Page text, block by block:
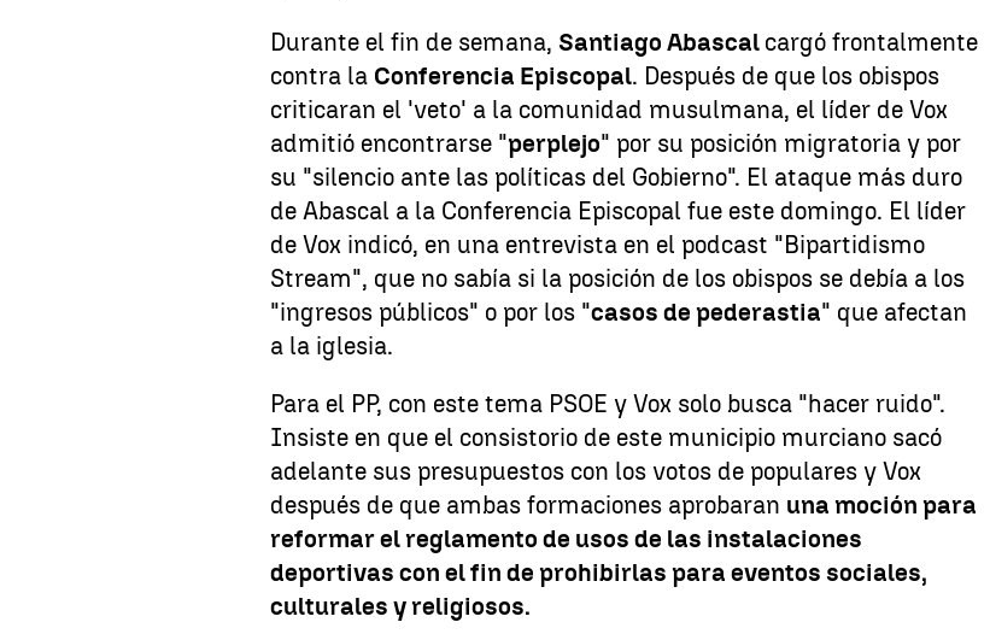
Durante el fin de semana,Santiago Abascal cargó frontalmente
contra la Conferencia Episcopal. Después de que los obispos
criticaran el 'veto' a la comunidad musulmana, el líder de Vox
admitió encontrarse "perplejo" por su posición migratoria y por
su "silencio ante las políticas del Gobierno". El ataque más duro
de Abascal a la Conferencia Episcopal fue este domingo. El líder
de Vox indicó, en una entrevista en el podcast "Bipartidismo
Stream", que no sabía si la posición de los obispos se debía a los
"ingresos públicos" o por los "casos de pederastia" que afectan
a la iglesia.
Para el PP, con este tema PSOE y Vox solo busca "hacer ruido".
Insiste en que el consistorio de este municipio murciano sacó
adelante sus presupuestos con los votos de populares y Vox
después de que ambas formaciones aprobaran una moción para
reformar el reglamento de usos de las instalaciones
deportivas con el fin de prohibirlas para eventos sociales,
culturales y religiosos.